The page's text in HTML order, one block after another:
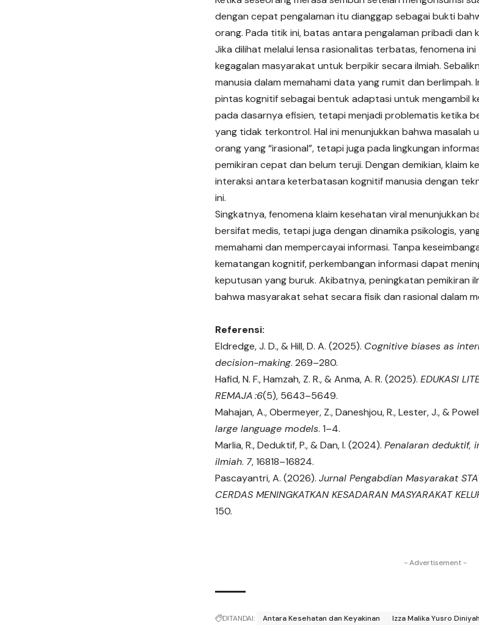
dengan cepat pengalaman itu dianggap sebagai bukti
orang. Pada titik ini, batas antara pengalaman pribadi dan
Jika dilihat melalui lensa rasionalitas terbatas, fenomena
kegagalan masyarakat untuk berpikir secara ilmiah.
manusia dalam memahami data yang rumit dan berlimpah.
pintas kognitif sebagai bentuk adaptasi untuk mengambil
pada dasarnya efisien, tetapi menjadi problematis ketika
yang tidak terkontrol. Hal ini menunjukkan bahwa
orang yang “irasional”, tetapi juga pada lingkungan
pemikiran cepat dan belum teruji. Dengan demikian, klaim
interaksi antara keterbatasan kognitif manusia dengan
ini.
Singkatnya, fenomena klaim kesehatan viral menunjukkan
bersifat medis, tetapi juga dengan dinamika psikologis,
memahami dan mempercayai informasi. Tanpa
kematangan kognitif, perkembangan informasi dapat
keputusan yang buruk. Akibatnya, peningkatan pemikiran
bahwa masyarakat sehat secara fisik dan rasional dalam
Referensi:
Eldredge, J. D., & Hill, D. A. (2025). Cognitive biases as
decision-making. 269–280.
Hafid, N. F., Hamzah, Z. R., & Anma, A. R. (2025). EDUKASI
REMAJA :6(5), 5643–5649.
Mahajan, A., Obermeyer, Z., Daneshjou, R., Lester, J., &
large language models. 1–4.
Marlia, R., Deduktif, P., & Dan, I. (2024). Penalaran deduktif,
ilmiah. 7, 16818–16824.
Pascayantri, A. (2026). Jurnal Pengabdian Masyarakat
CERDAS MENINGKATKAN KESADARAN MASYARAKAT
150.
- Advertisement -
DITANDAI: Antara Kesehatan dan Keyakinan Izza Malika Yusro Diniyah